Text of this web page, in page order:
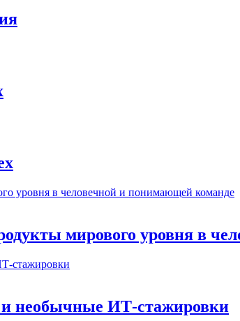
мирового уровня в
необычные ИТ‑стажировки